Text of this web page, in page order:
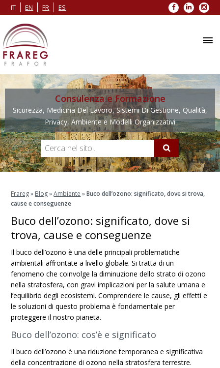
IT EN FR ES Facebook
LinkedIn
Consulenza e Formazione
Sicurezza, Medicina Del Lavoro, Sistemi Di Gestione, Qualità,
Privacy, Ambiente e Modelli Organizzativi
Frareg» Blog»Ambiente »Buco dell’ozono: significato, dove si trova,
cause e conseguenze
Buco dell’ozono: significato, dove si
trova, cause e conseguenze
Il buco dell’ozono è una delle principali problematiche
ambientali affrontate a livello globale. Si tratta di un
fenomeno che coinvolge la diminuzione dello strato di ozono
nella stratosfera, con gravi implicazioni per la salute umana e
l’equilibrio degli ecosistemi. Comprendere le cause, gli effetti e
le soluzioni di questo problema è fondamentale per
proteggere il nostro pianeta.
Buco dell’ozono: cos’è e significato
Il buco dell’ozono è una riduzione temporanea e significativa
della concentrazione di ozono nella stratosfera terrestre.